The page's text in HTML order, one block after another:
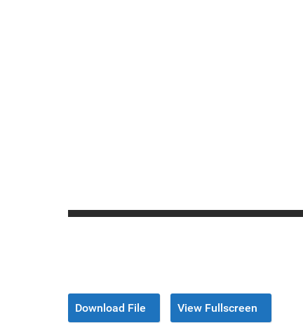
Download File View Fullscreen